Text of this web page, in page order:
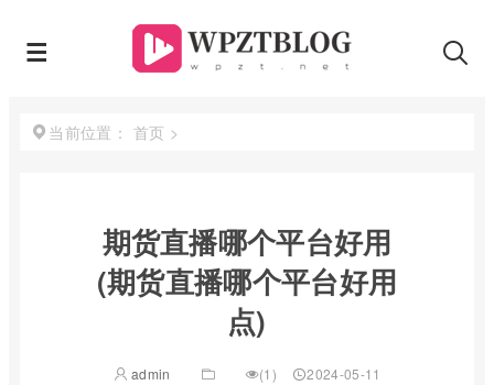
当前位置： 首页 >
期货直播哪个平台好用
(期货直播哪个平台好用
点)
admin (1)
2024-05-11